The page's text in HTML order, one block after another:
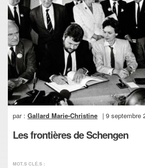
par :Gallard Marie-Christine | 9 septembre
Les frontières de Schengen
MOT.S CLÉ.S :